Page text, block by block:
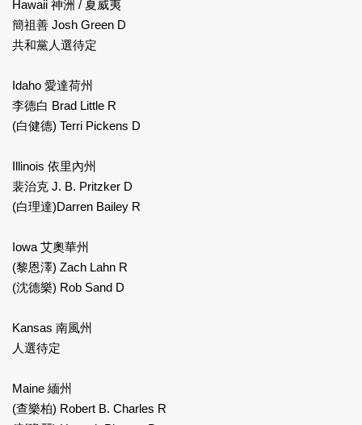
Hawaii 神洲 / 夏威夷
簡祖善 Josh Green D
共和黨人選待定
Idaho 愛達荷州
李德白 Brad Little R
(白健德) Terri Pickens D
Illinois 依里內州
裴治克 J. B. Pritzker D
(白理達)Darren Bailey R
Iowa 艾奧華州
(黎恩澤) Zach Lahn R
(沈德樂) Rob Sand D
Kansas 南風州
人選待定
Maine 緬州
(查樂柏) Robert B. Charles R